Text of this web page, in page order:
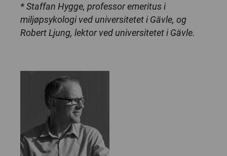
* Staffan Hygge, professor emeritus i
miljøpsykologi ved universitetet i Gävle, og
Robert Ljung, lektor ved universitetet i Gävle.